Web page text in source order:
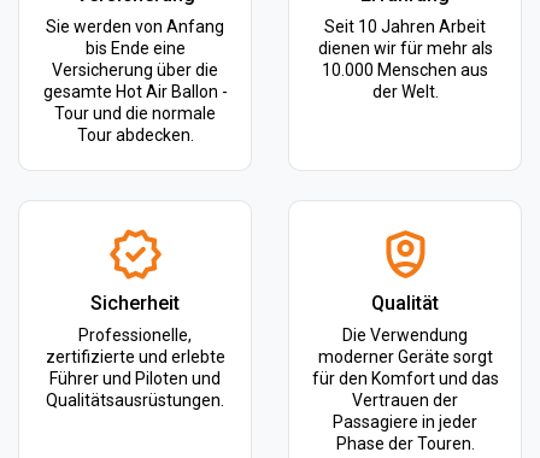
Sie werden von Anfang
bis Ende eine
Versicherung über die
gesamte Hot Air Ballon -
Tour und die normale
Tour abdecken.
Seit 10 Jahren Arbeit
dienen wir für mehr als
10.000 Menschen aus
der Welt.
Sicherheit
Professionelle,
zertifizierte und erlebte
Führer und Piloten und
Qualitätsausrüstungen.
Qualität
Die Verwendung
moderner Geräte sorgt
für den Komfort und das
Vertrauen der
Passagiere in jeder
Phase der Touren.